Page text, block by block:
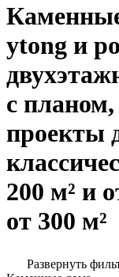
ytong и
с
проекты
200 м² и
от 300 м²
Развернуть